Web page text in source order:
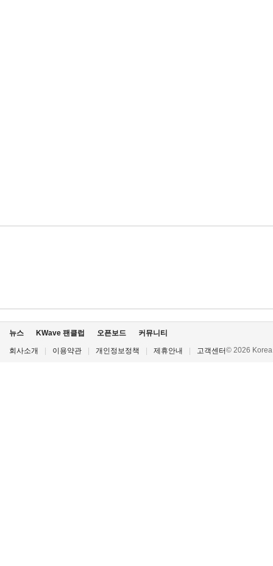
뉴스 KWave 팬클럽 오픈보드 커뮤니티
회사소개 이용약관 개인정보정책 제휴안내 고객센터© 2026